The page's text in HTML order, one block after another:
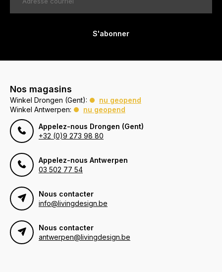
S'abonner
Nos magasins
Winkel Drongen (Gent):
nu geopend
Winkel Antwerpen:
nu geopend
Appelez-nous Drongen (Gent)
+32 (0)9 273 98 80
Appelez-nous Antwerpen
03 502 77 54
Nous contacter
info@livingdesign.be
Nous contacter
antwerpen@livingdesign.be